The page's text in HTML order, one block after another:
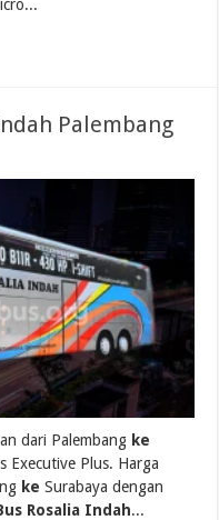
Palembang
dari Palembang ke
Executive Plus. Harga
ke Surabaya dengan
Rosalia Indah...